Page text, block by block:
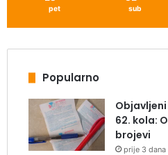
pet sub
Popularno
62. kola:
brojevi
prije 3 dana